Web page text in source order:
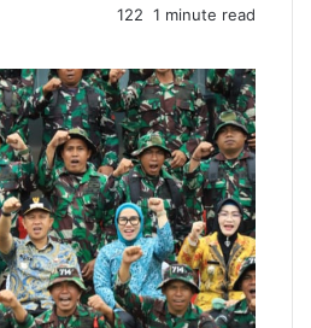
122 1 minute read